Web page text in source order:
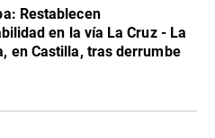
Restablecen
en la vía La Cruz - La
en Castilla, tras derrumbe